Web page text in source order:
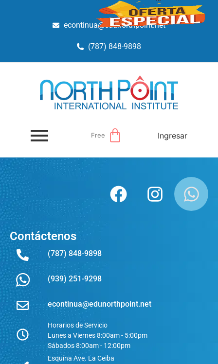
econtinua@edunorthpoint.net
(787) 848-9898
Free Ingresar
Contáctenos
(787) 848-9898
(939) 251-9298
econtinua@edunorthpoint.net
Horarios de Servicio
Lunes a Viernes 8:00am - 5:00pm
Sábados 8:00am - 12:00pm
Esquina Ave. La Ceiba